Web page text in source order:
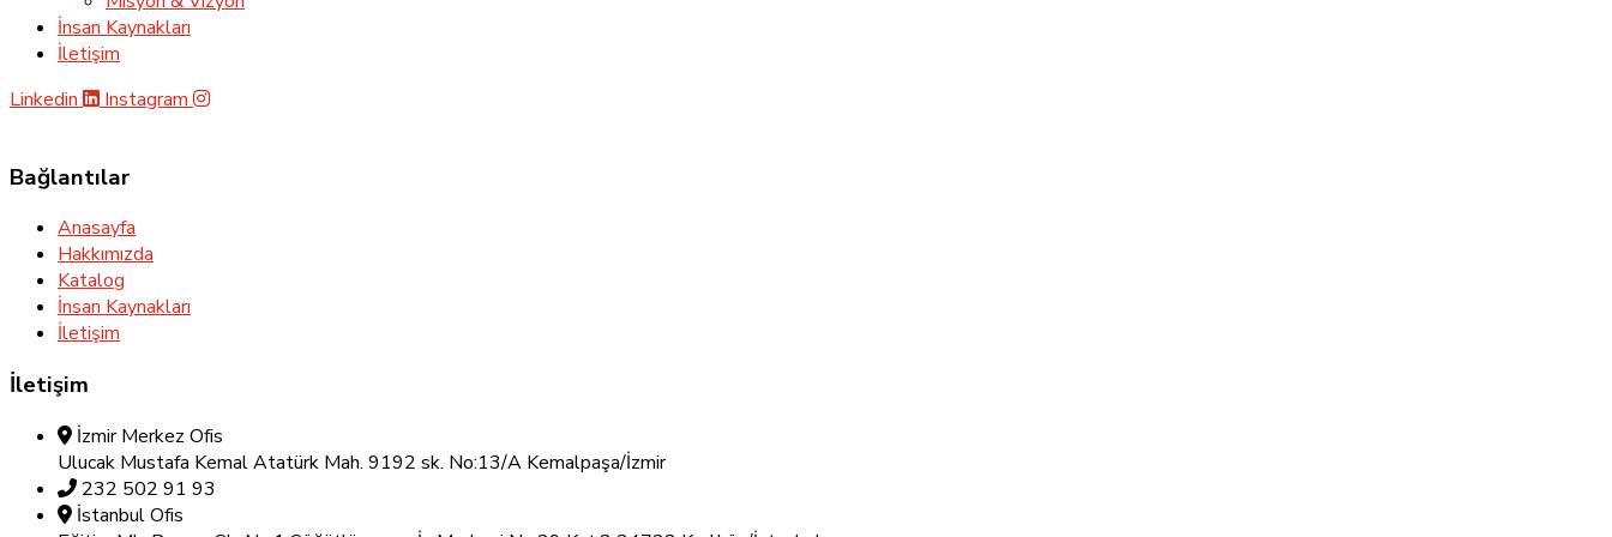
İnsan Kaynakları
İletişim
Linkedin
Instagram
Bağlantılar
Anasayfa
Hakkımızda
Katalog
İnsan Kaynakları
İletişim
İletişim
İzmir Merkez Ofis
Ulucak Mustafa Kemal Atatürk Mah. 9192 sk. No:13/A Kemalpaşa/İzmir
232 502 91 93
İstanbul Ofis